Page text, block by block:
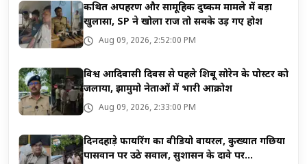
कथित अपहरण और सामूहिक दुष्कर्म मामले में बड़ा
खुलासा, SP ने खोला राज तो सबके उड़ गए होश
Aug 09, 2026, 2:52:00 PM
विश्व आदिवासी दिवस से पहले शिबू सोरेन के पोस्टर को
जलाया, झामुमो नेताओं में भारी आक्रोश
Aug 09, 2026, 2:33:00 PM
दिनदहाड़े फायरिंग का वीडियो वायरल, कुख्यात गछिया
पासवान पर उठे सवाल, सुशासन के दावे पर...